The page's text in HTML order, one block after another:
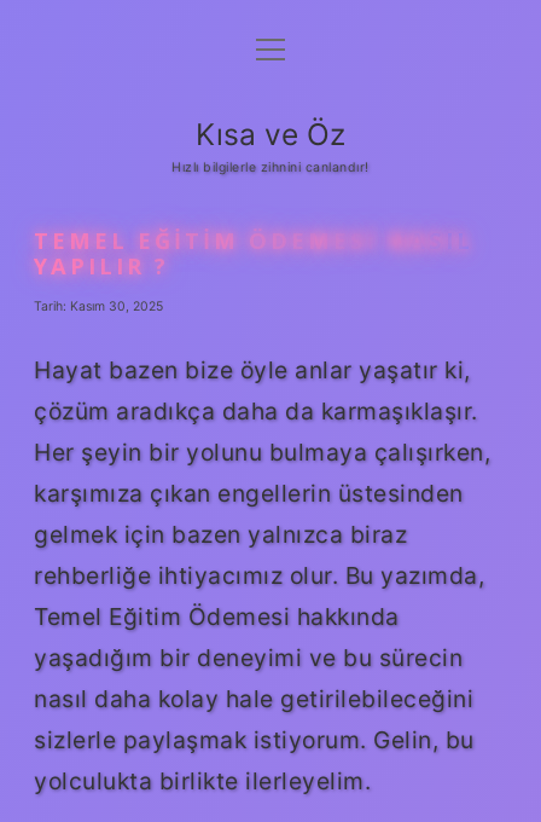
Anasayfa
Yasal Uyarı
menüyü
Kısa ve Öz
Hızlı bilgilerle zihnini canlandır!
TEMEL EĞITIM ÖDEMESI NASIL
YAPILIR ?
Tarih: Kasım 30, 2025
Hayat bazen bize öyle anlar yaşatır ki,
çözüm aradıkça daha da karmaşıklaşır.
Her şeyin bir yolunu bulmaya çalışırken,
karşımıza çıkan engellerin üstesinden
gelmek için bazen yalnızca biraz
rehberliğe ihtiyacımız olur. Bu yazımda,
Temel Eğitim Ödemesi hakkında
yaşadığım bir deneyimi ve bu sürecin
nasıl daha kolay hale getirilebileceğini
sizlerle paylaşmak istiyorum. Gelin, bu
yolculukta birlikte ilerleyelim.